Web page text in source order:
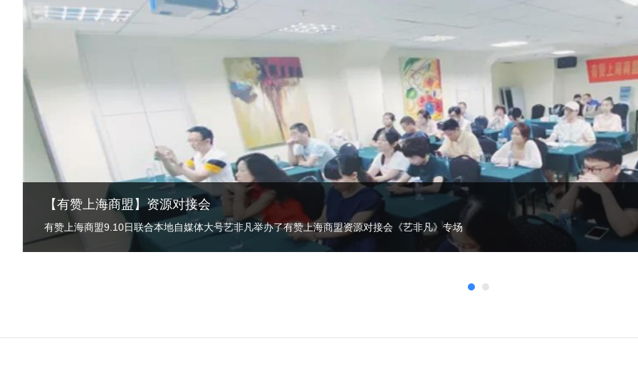
【有赞上海商盟研习社】赞友会暨中秋产品线下交流会
8月20日下午在大众点评总部会议室举办了上海商盟赞友会暨中秋产品线下交流会，近40个上海本地优秀的商家现场参与了这次活动，